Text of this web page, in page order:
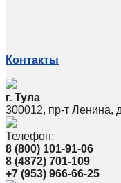
Контакты
г. Тула
300012, пр-т Ленина,
Телефон:
8 (800) 101-91-06
8 (4872) 701-109
+7 (953) 966-66-25